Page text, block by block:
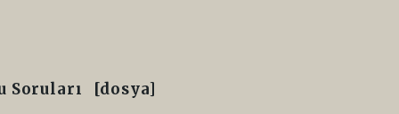
Soruları [dosya]